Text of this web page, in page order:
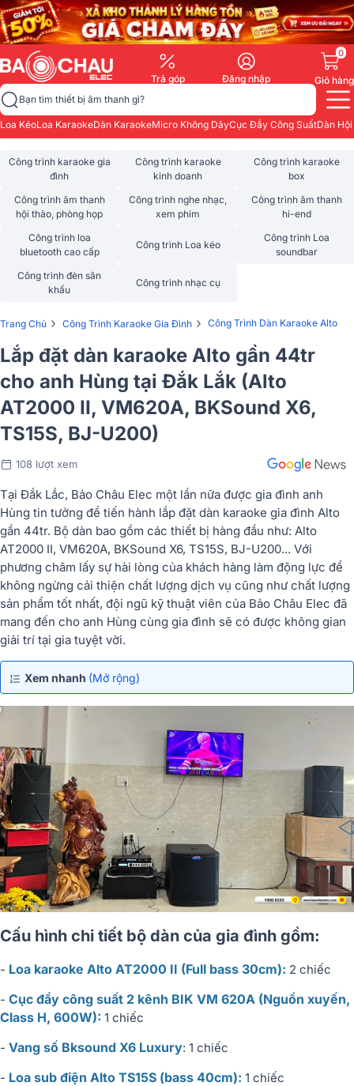
Trả góp Đăng nhập
0
Giỏ hàng
Bạn tìm thiết bị âm thanh gì?
Loa KéoLoa KaraokeDàn KaraokeMicro Không DâyCục Đẩy Công SuấtDàn
Công trình karaoke gia
đình
Công trình karaoke
kinh doanh
Công trình karaoke
box
Công trình âm thanh
hội thảo, phòng họp
Công trình nghe nhạc,
xem phim
Công trình âm thanh
hi-end
Công trình loa
bluetooth cao cấp
Công trình Loa kéo
Công trình Loa
soundbar
Công trình đèn sân
khấu
Công trình nhạc cụ
Trang Chủ › Công Trình Karaoke Gia Đình › Công Trình Dàn Karaoke Alto
Lắp đặt dàn karaoke Alto gần 44tr
cho anh Hùng tại Đắk Lắk (Alto
AT2000 II, VM620A, BKSound X6,
TS15S, BJ-U200)
108 lượt xem
Tại Đắk Lắc, Bảo Châu Elec một lần nữa được gia đình anh
Hùng tin tưởng để tiến hành lắp đặt dàn karaoke gia đình Alto
gần 44tr. Bộ dàn bao gồm các thiết bị hàng đầu như: Alto
AT2000 II, VM620A, BKSound X6, TS15S, BJ-U200... Với
phương châm lấy sự hài lòng của khách hàng làm động lực để
không ngừng cải thiện chất lượng dịch vụ cũng như chất lượng
sản phẩm tốt nhất, đội ngũ kỹ thuật viên của Bảo Châu Elec đã
mang đến cho anh Hùng cùng gia đình sẽ có được không gian
giải trí tại gia tuyệt vời.
Xem nhanh (Mở rộng)
Cấu hình chi tiết bộ dàn của gia đình gồm:
- Loa karaoke Alto AT2000 II (Full bass 30cm): 2 chiếc
- Cục đẩy công suất 2 kênh BIK VM 620A (Nguồn xuyến,
Class H, 600W): 1 chiếc
- Vang số Bksound X6 Luxury: 1 chiếc
- Loa sub điện Alto TS15S (bass 40cm): 1 chiếc